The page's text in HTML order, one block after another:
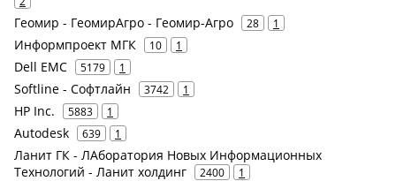
Геомир - ГеомирАгро - Геомир-Агро 28 1
Информпроект МГК 10 1
Dell EMC 5179 1
Softline - Софтлайн 3742 1
HP Inc. 5883 1
Autodesk 639 1
Ланит ГК - ЛАборатория Новых Информационных
Технологий - Ланит холдинг
2400 1